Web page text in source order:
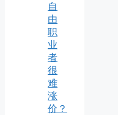
自
由
职
业
者
很
难
涨
价？